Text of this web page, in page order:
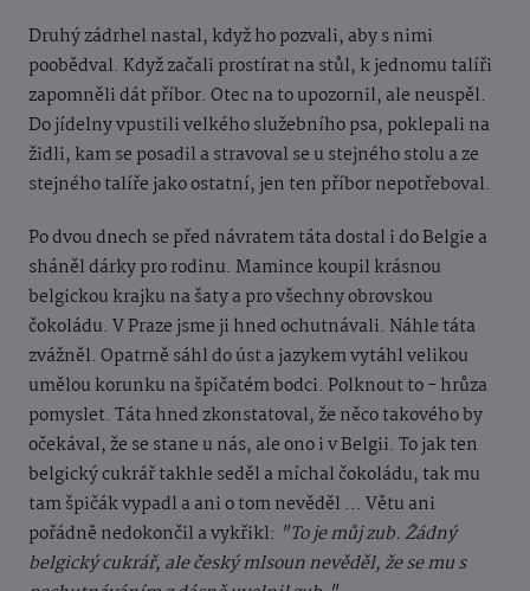
Druhý zádrhel nastal, když ho pozvali, aby s nimi
poobědval. Když začali prostírat na stůl, k jednomu talíři
zapomněli dát příbor. Otec na to upozornil, ale neuspěl.
Do jídelny vpustili velkého služebního psa, poklepali na
židli, kam se posadil a stravoval se u stejného stolu a ze
stejného talíře jako ostatní, jen ten příbor nepotřeboval.
Po dvou dnech se před návratem táta dostal i do Belgie a
sháněl dárky pro rodinu. Mamince koupil krásnou
belgickou krajku na šaty a pro všechny obrovskou
čokoládu. V Praze jsme ji hned ochutnávali. Náhle táta
zvážněl. Opatrně sáhl do úst a jazykem vytáhl velikou
umělou korunku na špičatém bodci. Polknout to - hrůza
pomyslet. Táta hned zkonstatoval, že něco takového by
očekával, že se stane u nás, ale ono i v Belgii. To jak ten
belgický cukrář takhle seděl a míchal čokoládu, tak mu
tam špičák vypadl a ani o tom nevěděl … Větu ani
pořádně nedokončil a vykřikl: "To je můj zub. Žádný
belgický cukrář, ale český mlsoun nevěděl, že se mu s